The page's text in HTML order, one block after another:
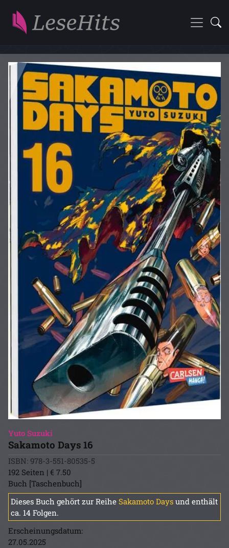
Yuto Suzuki
Sakamoto Days 16
ISBN: 978-3-551-80535-5
192 Seiten | € 7.50
Buch [Taschenbuch]
Dieses Buch gehört zur Reihe Sakamoto Days und enthält
ca. 14 Folgen.
Erscheinungsdatum:
27.05.2025